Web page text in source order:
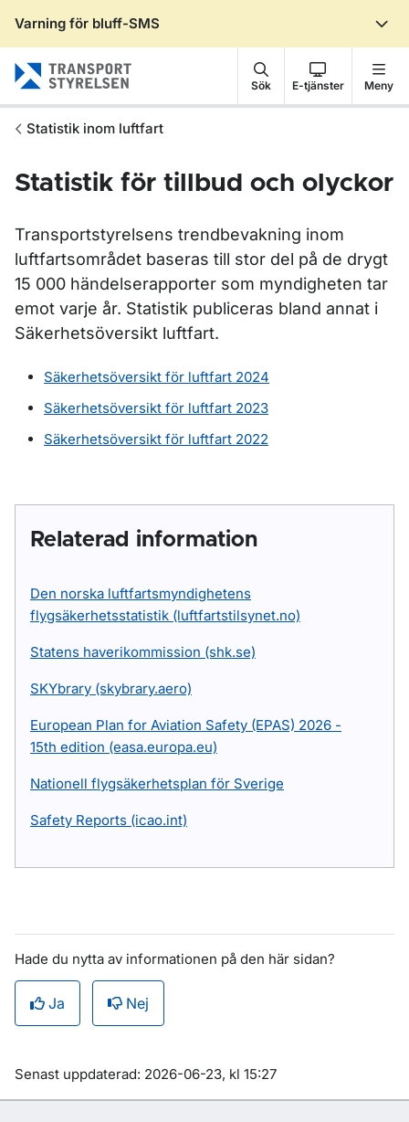
Varning för bluff-SMS
Sök E-tjänster Meny
Statistik inom luftfart
Statistik för tillbud och olyckor
Transportstyrelsens trendbevakning inom
luftfartsområdet baseras till stor del på de drygt
15 000 händelserapporter som myndigheten tar
emot varje år. Statistik publiceras bland annat i
Säkerhetsöversikt luftfart.
Säkerhetsöversikt för luftfart 2024
Säkerhetsöversikt för luftfart 2023
Säkerhetsöversikt för luftfart 2022
Relaterad information
Den norska luftfartsmyndighetens
flygsäkerhetsstatistik (luftfartstilsynet.no)
Statens haverikommission (shk.se)
SKYbrary (skybrary.aero)
European Plan for Aviation Safety (EPAS) 2026 -
15th edition (easa.europa.eu)
Nationell flygsäkerhetsplan för Sverige
Safety Reports (icao.int)
Hade du nytta av informationen på den här sidan?
Ja Nej
Om sidan
Senast uppdaterad: 2026-06-23, kl 15:27